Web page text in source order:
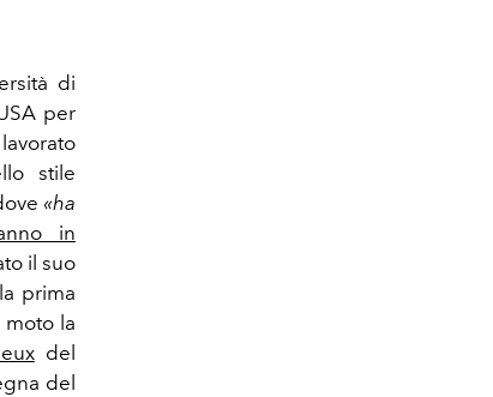
di
per
stile
«ha
in
il suo
prima
la
del
del